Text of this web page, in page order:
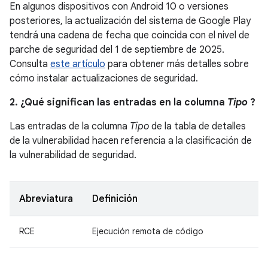
En algunos dispositivos con Android 10 o versiones
posteriores, la actualización del sistema de Google Play
tendrá una cadena de fecha que coincida con el nivel de
parche de seguridad del 1 de septiembre de 2025.
Consulta este artículo para obtener más detalles sobre
cómo instalar actualizaciones de seguridad.
2. ¿Qué significan las entradas en la columna Tipo ?
Las entradas de la columna Tipo de la tabla de detalles
de la vulnerabilidad hacen referencia a la clasificación de
la vulnerabilidad de seguridad.
Abreviatura Definición
RCE Ejecución remota de código